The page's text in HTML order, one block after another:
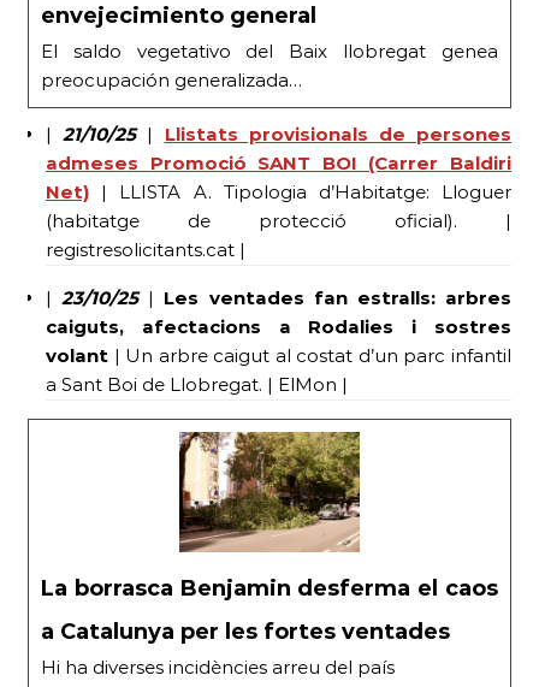
envejecimiento general
El saldo vegetativo del Baix llobregat genea
preocupación generalizada…
|21/10/25| Llistats provisionals de persones
admeses Promoció SANT BOI (Carrer Baldiri
Net) | LLISTA A. Tipologia d’Habitatge: Lloguer
(habitatge de protecció oficial). |
registresolicitants.cat |
|23/10/25| Les ventades fan estralls: arbres
caiguts, afectacions a Rodalies i sostres
volant | Un arbre caigut al costat d’un parc infantil
a Sant Boi de Llobregat. | ElMon |
La borrasca Benjamin desferma el caos
a Catalunya per les fortes ventades
Hi ha diverses incidències arreu del país